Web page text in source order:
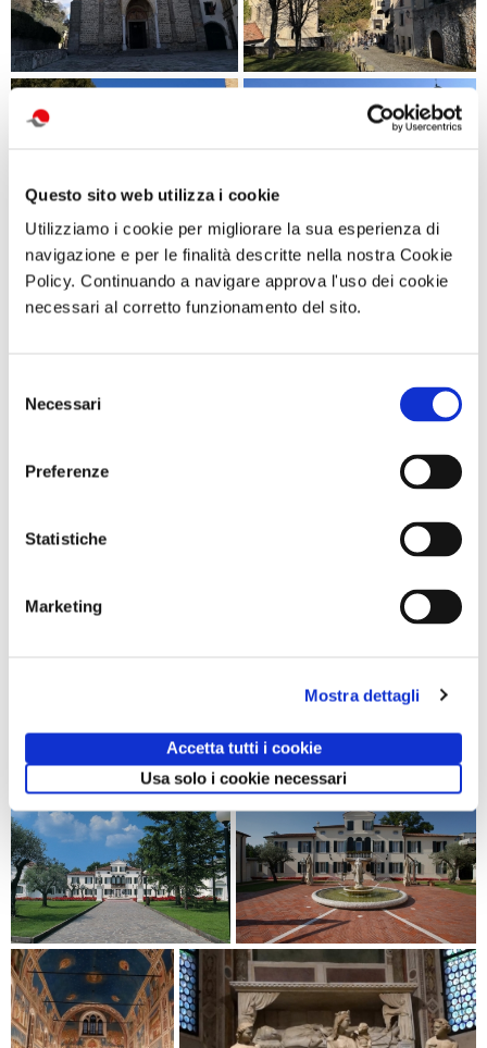
Questo sito web utilizza i cookie
Utilizziamo i cookie per migliorare la sua esperienza di
navigazione e per le finalità descritte nella nostra Cookie
Policy. Continuando a navigare approva l'uso dei cookie
necessari al corretto funzionamento del sito.
delNecessari
Preferenze
Statistiche
Marketing
Mostra dettagli
Accetta tutti i cookie
Usa solo i cookie necessari